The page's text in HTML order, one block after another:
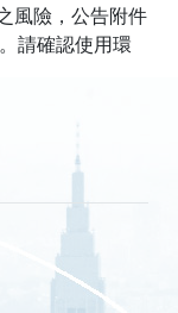
風險，公告附件
請確認使用環